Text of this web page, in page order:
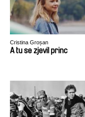
Cristina Groșan
A tu se zjevil princ